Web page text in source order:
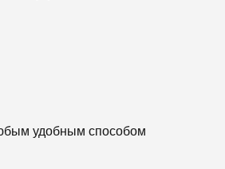
удобным способом